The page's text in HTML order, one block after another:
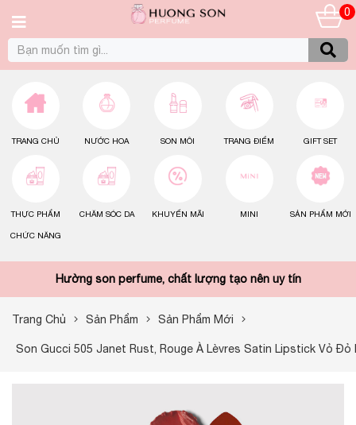
0
TRANG CHỦ NƯỚC HOA SON MÔI TRANG ĐIỂM GIFT SET
THỰC PHẨM
CHỨC NĂNG
CHĂM SÓC DA KHUYẾN MÃI MINI SẢN PHẨM MỚI
Hường son perfume, chất lượng tạo nên uy tín
Trang Chủ Sản Phẩm Sản Phẩm Mới
Son Gucci 505 Janet Rust, Rouge À Lèvres Satin Lipstick Vỏ Đỏ